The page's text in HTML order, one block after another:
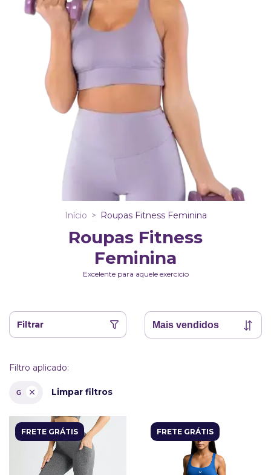
Início > Roupas Fitness Feminina
Roupas Fitness
Feminina
Excelente para aquele exercicio
Filtrar
Filtro aplicado:
G Limpar filtros
FRETE GRÁTIS FRETE GRÁTIS